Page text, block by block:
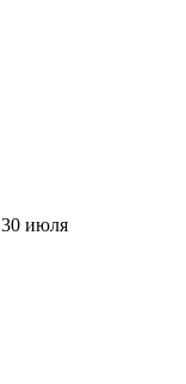
30 июля